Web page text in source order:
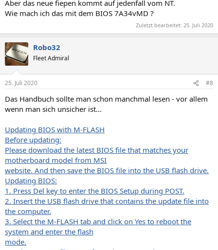
Aber das neue fiepen kommt auf jedenfall vom NT.
Wie mach ich das mit dem BIOS 7A34vMD ?
Zuletzt bearbeitet: 25. Juli 2020
Robo32
Fleet Admiral
25. Juli 2020 #8
Das Handbuch sollte man schon manchmal lesen - vor allem
wenn man sich unsicher ist...
Updating BIOS with M-FLASH
Before updating:
Please download the latest BIOS file that matches your
motherboard model from MSI
website. And then save the BIOS file into the USB flash drive.
Updating BIOS:
1. Press Del key to enter the BIOS Setup during POST.
2. Insert the USB flash drive that contains the update file into
the computer.
3. Select the M-FLASH tab and click on Yes to reboot the
system and enter the flash
mode.